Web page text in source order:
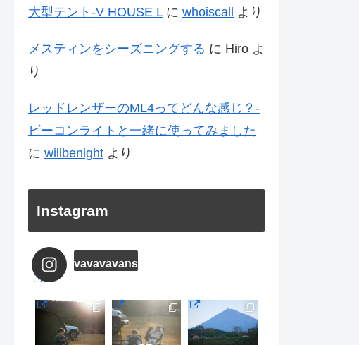
大型テント-V HOUSE Lに whoiscall より
メスティンをシーズニングする に Hiro よ
り
レッドレンザーのML4ってどんな感じ？-
ビーコンライトと一緒に使ってみました
に willbenight より
Instagram
vavavavans